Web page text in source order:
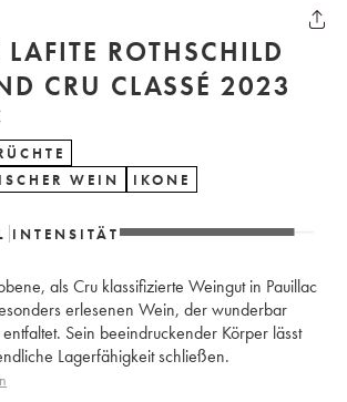
ROTHSCHILD
1ER GRAND CRU CLASSÉ 2023
WEIN
IKONE
INTENSITÄT
als Cru klassifizierte Weingut in Pauillac
erlesenen Wein, der wunderbar
Sein beeindruckender Körper lässt
Lagerfähigkeit schließen.